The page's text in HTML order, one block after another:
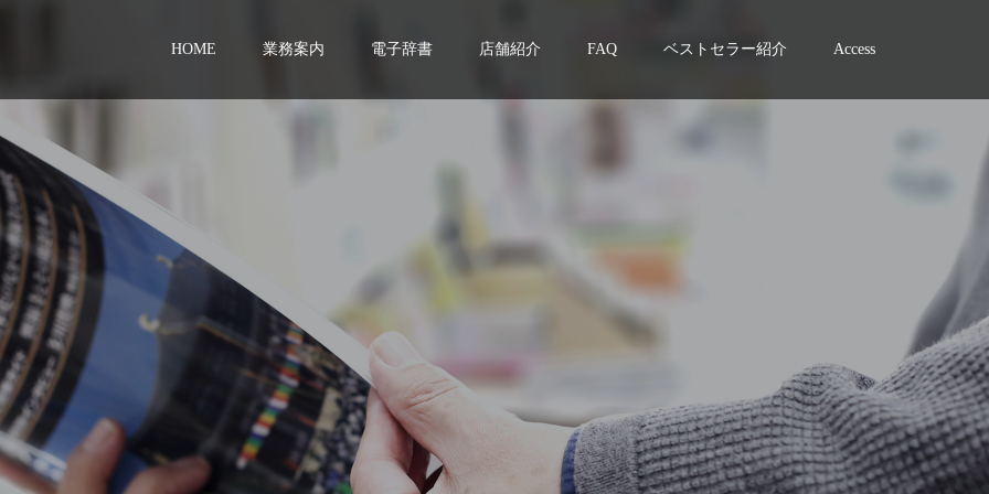
HOME 業務案内 電子辞書 店舗紹介 FAQ ベストセラー紹介 Access